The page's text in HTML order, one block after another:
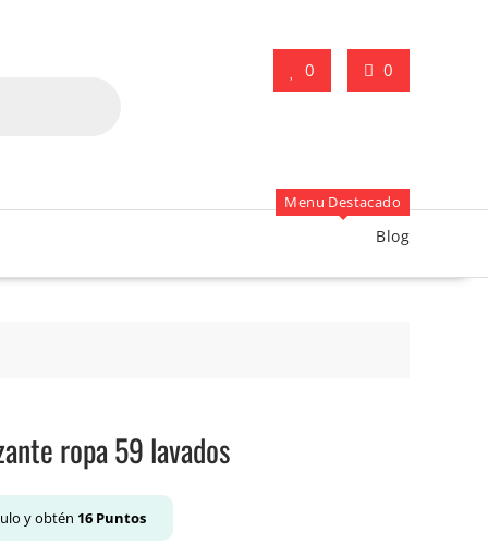
0 0
Menu Destacado
Blog
ropa 59 lavados
y obtén 16 Puntos